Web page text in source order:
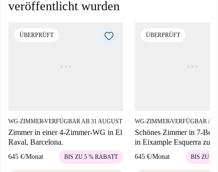
veröffentlicht wurden
ÜBERPRÜFT
WG-ZIMMER■VERFÜGBAR AB 31 AUGUST
Zimmer in einer 4-Zimmer-WG in El
Raval, Barcelona.
645 €/Monat BIS ZU 5 % RABATT
ÜBERPRÜFT
WG-ZIMMER■VERFÜGBAR AB
Schönes Zimmer in 7-
in Eixample Esquerra zu
645 €/Monat BIS ZU 5